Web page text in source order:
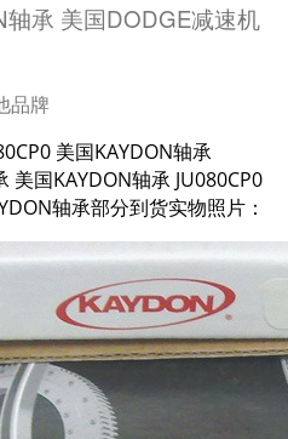
轴承 美国DODGE减速机
品牌
美国KAYDON轴承
美国KAYDON轴承 JU080CP0
轴承部分到货实物照片：